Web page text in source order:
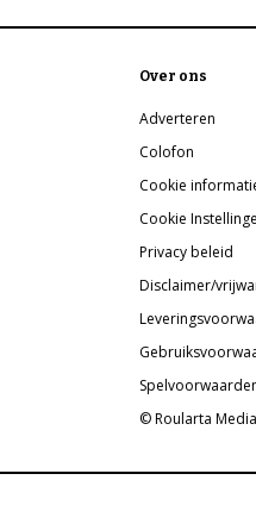
Over ons
Adverteren
Colofon
Cookie
Cookie
Privacy beleid
Disclaimer/
© Roularta